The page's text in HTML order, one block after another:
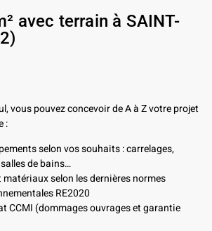
avec terrain à SAINT-
vous pouvez concevoir de A à Z votre projet
:
selon vos souhaits : carrelages,
de bains…
selon les dernières normes
RE2020
CCMI (dommages ouvrages et garantie